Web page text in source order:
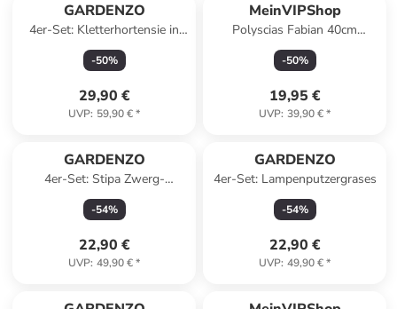
GARDENZO
4er-Set: Kletterhortensie in
Weiß
-50%
29,90 €
UVP: 59,90 €*
MeinVIPShop
Polyscias Fabian 40cm
Zimmerpflanze
-50%
19,95 €
UVP: 39,90 €*
GARDENZO
4er-Set: Stipa Zwerg-
Federgras
-54%
22,90 €
UVP: 49,90 €*
GARDENZO
4er-Set: Lampenputzergrases
-54%
22,90 €
UVP: 49,90 €*